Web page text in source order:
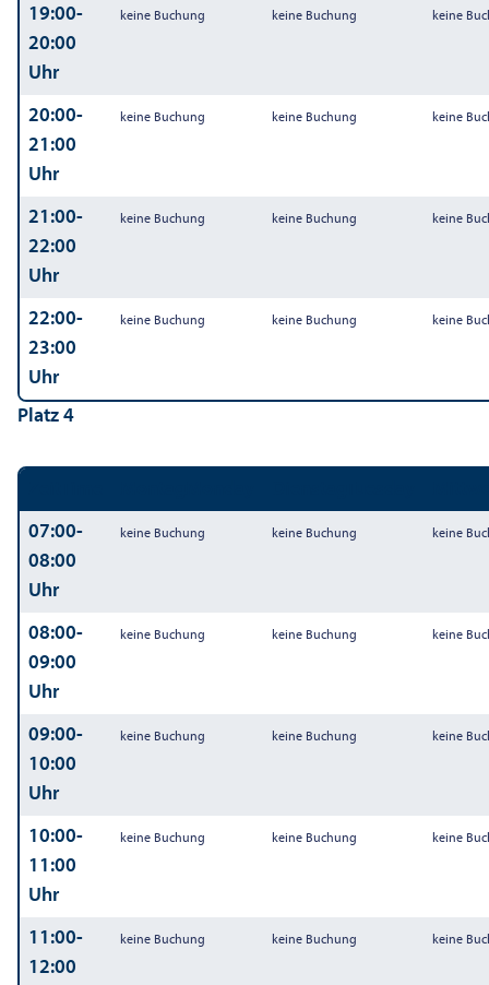
19:00-
20:00
Uhr
keine Buchung keine Buchung keine
20:00-
21:00
Uhr
keine Buchung keine Buchung keine
21:00-
22:00
Uhr
keine Buchung keine Buchung keine
22:00-
23:00
Uhr
keine Buchung keine Buchung keine
Platz 4
07:00-
08:00
Uhr
keine Buchung keine Buchung keine
08:00-
09:00
Uhr
keine Buchung keine Buchung keine
09:00-
10:00
Uhr
keine Buchung keine Buchung keine
10:00-
11:00
Uhr
keine Buchung keine Buchung keine
11:00-
12:00
keine Buchung keine Buchung keine